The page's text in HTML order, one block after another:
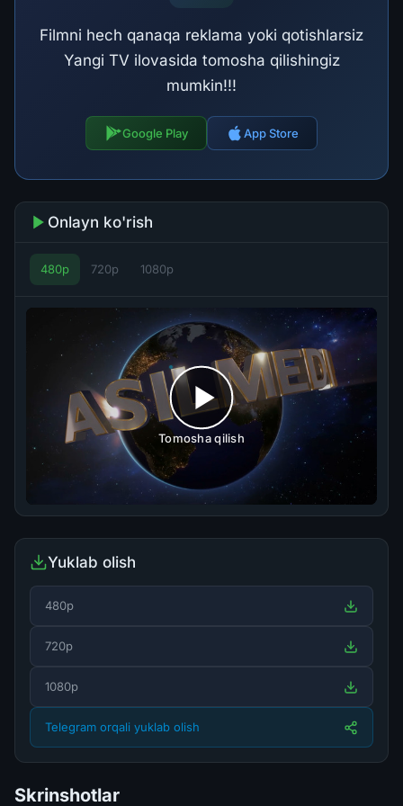
Filmni hech qanaqa reklama yoki qotishlarsiz
Yangi TV ilovasida tomosha qilishingiz
mumkin!!!
Google Play App Store
Onlayn ko'rish
480p 720p 1080p
Tomosha qilish
Yuklab olish
480p
720p
1080p
Telegram orqali yuklab olish
Skrinshotlar